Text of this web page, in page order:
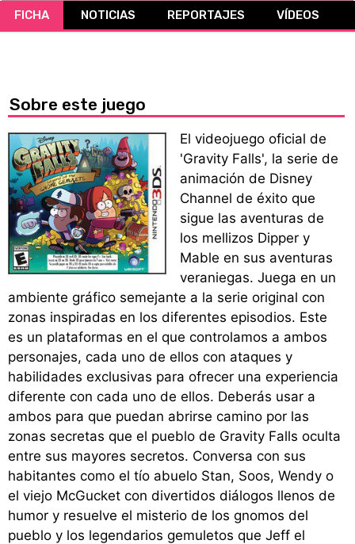
CÓMICS
FICHA NOTICIAS REPORTAJES VÍDEOS
Sobre este juego
El videojuego oficial de
'Gravity Falls', la serie de
animación de Disney
Channel de éxito que
sigue las aventuras de
los mellizos Dipper y
Mable en sus aventuras
veraniegas. Juega en un
ambiente gráfico semejante a la serie original con
zonas inspiradas en los diferentes episodios. Este
es un plataformas en el que controlamos a ambos
personajes, cada uno de ellos con ataques y
habilidades exclusivas para ofrecer una experiencia
diferente con cada uno de ellos. Deberás usar a
ambos para que puedan abrirse camino por las
zonas secretas que el pueblo de Gravity Falls oculta
entre sus mayores secretos. Conversa con sus
habitantes como el tío abuelo Stan, Soos, Wendy o
el viejo McGucket con divertidos diálogos llenos de
humor y resuelve el misterio de los gnomos del
pueblo y los legendarios gemuletos que Jeff el